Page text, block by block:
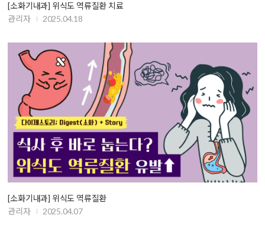
[소화기내과] 위식도 역류질환 치료
관리자
2025.04.18
[소화기내과] 위식도 역류질환
관리자
2025.04.07